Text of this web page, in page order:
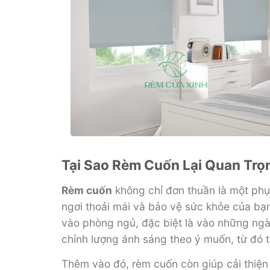
Tại Sao Rèm Cuốn Lại Quan
Rèm cuốn không chỉ đơn thuần là một
ngơi thoải mái và bảo vệ sức khỏe của
vào phòng ngủ, đặc biệt là vào những
chỉnh lượng ánh sáng theo ý muốn, từ
Thêm vào đó, rèm cuốn còn giúp cải